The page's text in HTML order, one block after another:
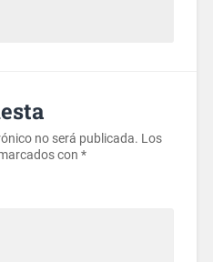
no será publicada. Los
con *